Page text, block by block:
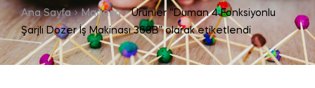
Ana Sayfa Mağaza
Ürünler “Duman 4 Fonksiyonlu
Şarjlı Dozer İş Makinası 368B” olarak etiketlendi